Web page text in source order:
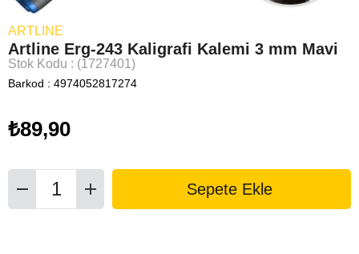
ARTLINE
Artline Erg-243 Kaligrafi Kalemi 3 mm Mavi
Stok Kodu (1727401)
Barkod : 4974052817274
₺89,90